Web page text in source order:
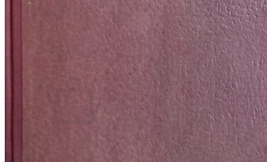
Novosti
Nema proizvoda u košarici